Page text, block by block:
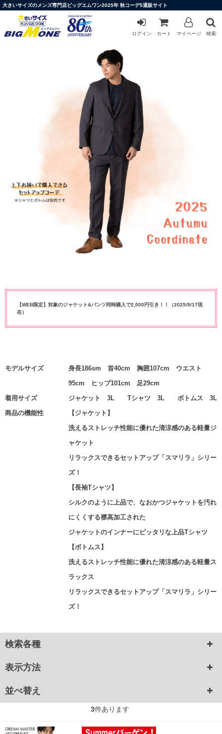
大きいサイズのメンズ専門店ビッグエムワン2025年 秋コーデ5通販サイト
ログイン カート マイページ 検索
【WEB限定】対象のジャケット&パンツ同時購入で2,000円引き！！（2025/9/17現
在）
モデルサイズ
身長186sm 首40cm 胸囲107cm ウエスト
95cm ヒップ101cm 足29cm
着用サイズ
ジャケット 3L Tシャツ 3L ボトムス 3L
商品の機能性
【ジャケット】
洗えるストレッチ性能に優れた清涼感のある軽量ジ
ャケット
リラックスできるセットアップ「スマリラ」シリー
ズ！
【長袖Tシャツ】
シルクのように上品で、なおかつジャケットを汚れ
にくくする襟高加工された
ジャケットのインナーにピッタリな上品Tシャツ
【ボトムス】
洗えるストレッチ性能に優れた清涼感のある軽量ス
ラックス
リラックスできるセットアップ「スマリラ」シリー
ズ！
検索各種
表示方法
並べ替え
3件あります